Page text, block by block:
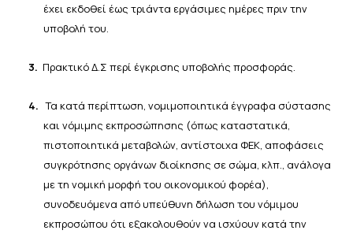
έχει εκδοθεί έως τριάντα εργάσιμες ημέρες πριν την
υποβολή του.
3. ΠρακτικόΔ.Σ περί έγκρισης υποβολής προσφοράς.
4. Τα κατά περίπτωση, νομιμοποιητικά έγγραφα σύστασης
και νόμιμης εκπροσώπησης (όπως καταστατικά,
πιστοποιητικά μεταβολών, αντίστοιχα ΦΕΚ, αποφάσεις
συγκρότησης οργάνων διοίκησης σε σώμα, κλπ., ανάλογα
με τη νομική μορφή του οικονομικού φορέα),
συνοδευόμενα από υπεύθυνη δήλωση του νόμιμου
εκπροσώπου ότι εξακολουθούν να ισχύουν κατά την